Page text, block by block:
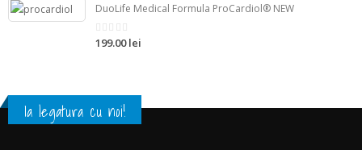
DuoLife Medical Formula ProCardiol® NEW
din
199.00 lei
Ia legatura cu noi!